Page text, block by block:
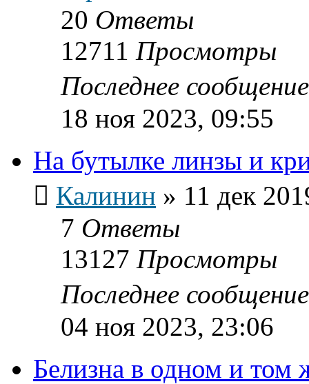
20 Ответы
12711 Просмотры
Последнее
18 ноя 2023, 09:55
На бутылке линзы и
Калинин » 11 дек
7 Ответы
13127 Просмотры
Последнее
04 ноя 2023, 23:06
Белизна в одном и том